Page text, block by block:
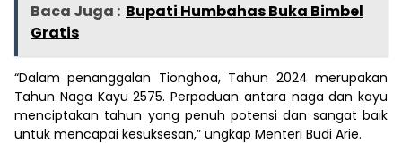
Baca Juga : Bupati Humbahas Buka Bimbel
Gratis
“Dalam penanggalan Tionghoa, Tahun 2024 merupakan
Tahun Naga Kayu 2575. Perpaduan antara naga dan kayu
menciptakan tahun yang penuh potensi dan sangat baik
untuk mencapai kesuksesan,” ungkap Menteri Budi Arie.